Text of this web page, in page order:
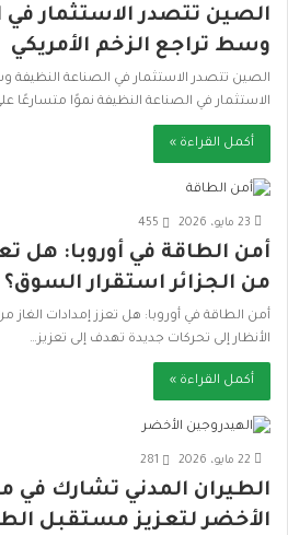
الصين تتصدر الاستثمار في
وسط تراجع الزخم الأمريكي
الصين تتصدر الاستثمار في الصناعة النظيفة
الاستثمار في الصناعة النظيفة نموًا متسارعًا
أكمل القراءة »
23 مايو، 2026 455
أمن الطاقة في أوروبا: هل
من الجزائر استقرار السوق؟
أمن الطاقة في أوروبا: هل تعزز إمدادات الغاز
الأنظار إلى تحركات جديدة تهدف إلى تعزيز…
أكمل القراءة »
22 مايو، 2026 281
الطيران المدني تشارك في
الأخضر لتعزيز مستقبل